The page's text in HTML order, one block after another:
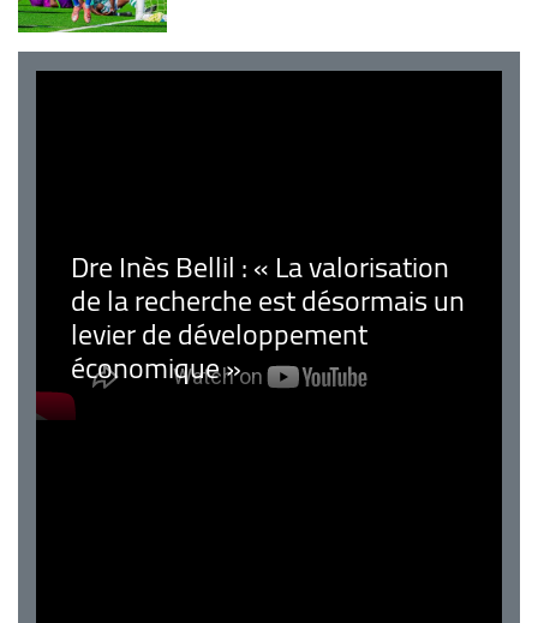
Dre Inès Bellil : « La valorisation
de la recherche est désormais un
levier de développement
économique »